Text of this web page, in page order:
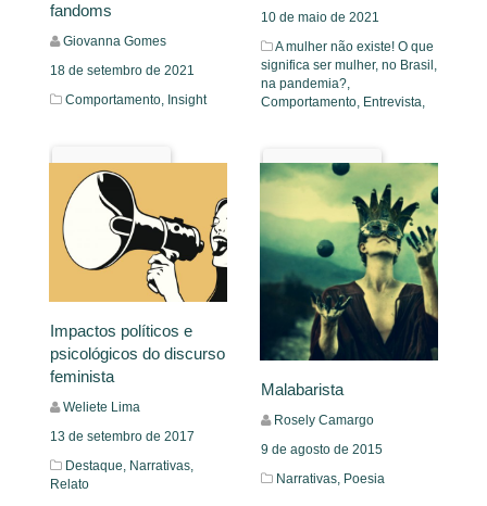
fandoms
Giovanna Gomes
18 de setembro de 2021
Comportamento, Insight
Leia Mais
10 de maio de 2021
A mulher não existe! O que
significa ser mulher, no Brasil,
na pandemia?,
Comportamento, Entrevista,
Leia Mais
Impactos políticos e
psicológicos do discurso
feminista
Weliete Lima
13 de setembro de 2017
Destaque, Narrativas,
Relato
Malabarista
Rosely Camargo
9 de agosto de 2015
Narrativas, Poesia